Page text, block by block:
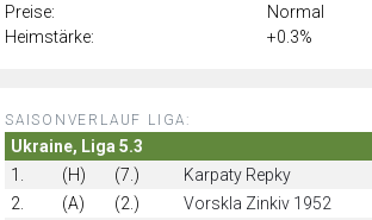
Preise:
Normal
Heimstärke:
+0.3%
SAISONVERLAUF LIGA:
Ukraine, Liga 5.3
1.
(H) (7.) Karpaty Repky
2.
(A) (2.) Vorskla Zinkiv 1952